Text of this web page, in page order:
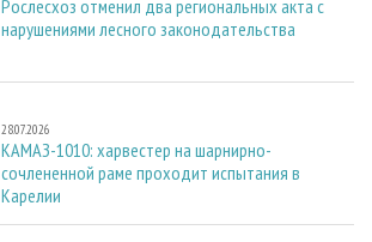
Рослесхоз отменил два региональных акта с
нарушениями лесного законодательства
28.07.2026
КАМАЗ-1010: харвестер на шарнирно-
сочлененной раме проходит испытания в
Карелии